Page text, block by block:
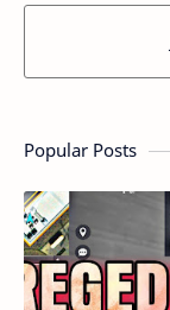
Popular Posts